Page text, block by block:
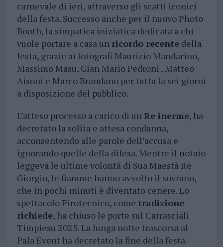
carnevale di ieri, attraverso gli scatti iconici
della festa. Successo anche per il nuovo Photo
Booth, la simpatica iniziatica dedicata a chi
vuole portare a casa un ricordo recentedella
festa, grazie ai fotografi Maurizio Mandarino,
Massimo Masu, Gian Mario Pedroni , Matteo
Aisoni e Marco Brandano per tutta la sei giorni
a disposizione del pubblico.
L’atteso processo a carico di unRe inerme, ha
decretato la solita e attesa condanna,
acconsentendo alle parole dell’accusa e
ignorando quelle della difesa. Mentre il notaio
leggeva le ultime volontà di Sua Maestà Re
Giorgio, le fiamme hanno avvolto il sovrano,
che in pochi minuti è diventato cenere. Lo
spettacolo Pirotecnico, come tradizione
richiede, ha chiuso le porte sul Carrasciali
Timpiesu 2025. La lunga notte trascorsa al
Pala Event ha decretato la fine della festa.